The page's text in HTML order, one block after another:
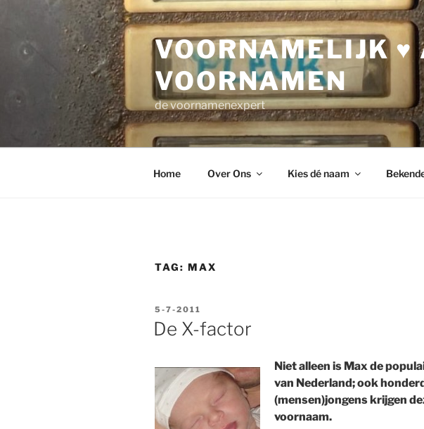
inhoud
VOORNAMELIJK ♥
VOORNAMEN
de voornamenexpert
Home Over Ons Kies dé naam
TAG: MAX
GEPLAATST
OP
5-7-2011
De X-factor
Niet alleen is Max de
van Nederland; ook
(mensen)jongens krijgen
voornaam.